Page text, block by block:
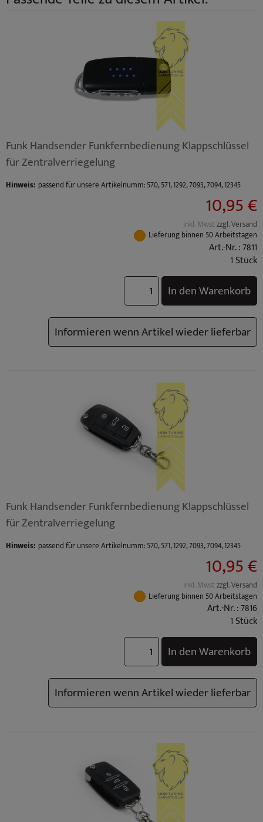
Funk Handsender Funkfernbedienung Klappschlüssel
für Zentralverriegelung
Hinweis: passend für unsere Artikelnumm: 570, 571, 1292, 7093, 7094, 12345
10,95 €
inkl. Mwstzzgl. Versand
Lieferung binnen 50 Arbeitstagen
Art.-Nr. : 7811
1 Stück
In den Warenkorb
Informieren wenn Artikel wieder lieferbar
Funk Handsender Funkfernbedienung Klappschlüssel
für Zentralverriegelung
Hinweis: passend für unsere Artikelnumm: 570, 571, 1292, 7093, 7094, 12345
10,95 €
inkl. Mwstzzgl. Versand
Lieferung binnen 50 Arbeitstagen
Art.-Nr. : 7816
1 Stück
In den Warenkorb
Informieren wenn Artikel wieder lieferbar